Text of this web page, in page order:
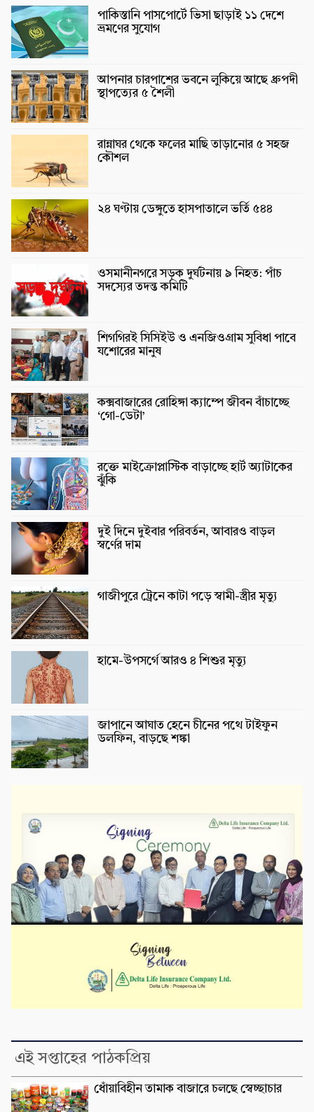
পাকিস্তানি পাসপোর্টে ভিসা ছাড়াই ১১ দেশে
ভ্রমণের সুযোগ
আপনার চারপাশের ভবনে লুকিয়ে আছে ধ্রুপদী
স্থাপত্যের ৫ শৈলী
রান্নাঘর থেকে ফলের মাছি তাড়ানোর ৫ সহজ
কৌশল
২৪ ঘণ্টায় ডেঙ্গুতে হাসপাতালে ভর্তি ৫৪৪
ওসমানীনগরে সড়ক দুর্ঘটনায় ৯ নিহত: পাঁচ
সদস্যের তদন্ত কমিটি
শিগগিরই সিসিইউ ও এনজিওগ্রাম সুবিধা পাবে
যশোরের মানুষ
কক্সবাজারের রোহিঙ্গা ক্যাম্পে জীবন বাঁচাচ্ছে
‘গো-ডেটা’
রক্তে মাইক্রোপ্লাস্টিক বাড়াচ্ছে হার্ট অ্যাটাকের
ঝুঁকি
দুই দিনে দুইবার পরিবর্তন, আবারও বাড়ল
স্বর্ণের দাম
গাজীপুরে ট্রেনে কাটা পড়ে স্বামী-স্ত্রীর মৃত্যু
হামে-উপসর্গে আরও ৪ শিশুর মৃত্যু
জাপানে আঘাত হেনে চীনের পথে টাইফুন
ডলফিন, বাড়ছে শঙ্কা
এই সপ্তাহের পাঠকপ্রিয়
ধোঁয়াবিহীন তামাক বাজারে চলছে স্বেচ্ছাচার